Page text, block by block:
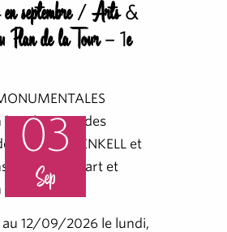
en septembre / Arts &
Plan de la Tour – 1e
à ciel ouvert des
Laurence JENKELL et
d'œuvres d'art et
12/09/2026 le lundi,
03
Sep